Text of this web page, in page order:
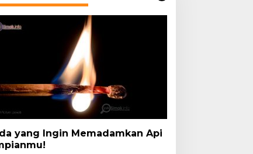
yang Ingin Memadamkan Api